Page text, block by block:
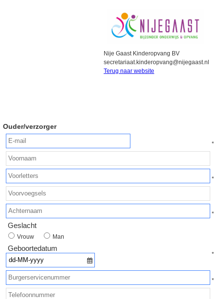
Nije Gaast Kinderopvang BV
secretariaat.kinderopvang@nijegaast.nl
Terug naar website
Ouder/verzorger
Geslacht
Vrouw Man
Geboortedatum